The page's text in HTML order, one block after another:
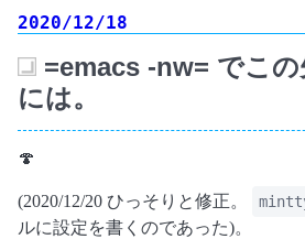
2020/12/18
=emacs -nw= でこ
には。
🍄
(2020/12/20 ひっそりと修正。
ルに設定を書くのであった)。